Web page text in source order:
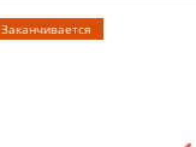
Заканчивается